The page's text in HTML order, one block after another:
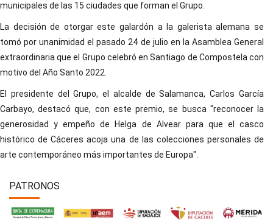
municipales de las 15 ciudades que forman el Grupo.
La decisión de otorgar este galardón a la galerista alemana se
tomó por unanimidad el pasado 24 de julio en la Asamblea General
extraordinaria que el Grupo celebró en Santiago de Compostela con
motivo del Año Santo 2022.
El presidente del Grupo, el alcalde de Salamanca, Carlos García
Carbayo, destacó que, con este premio, se busca "reconocer la
generosidad y empeño de Helga de Alvear para que el casco
histórico de Cáceres acoja una de las colecciones personales de
arte contemporáneo más importantes de Europa".
PATRONOS